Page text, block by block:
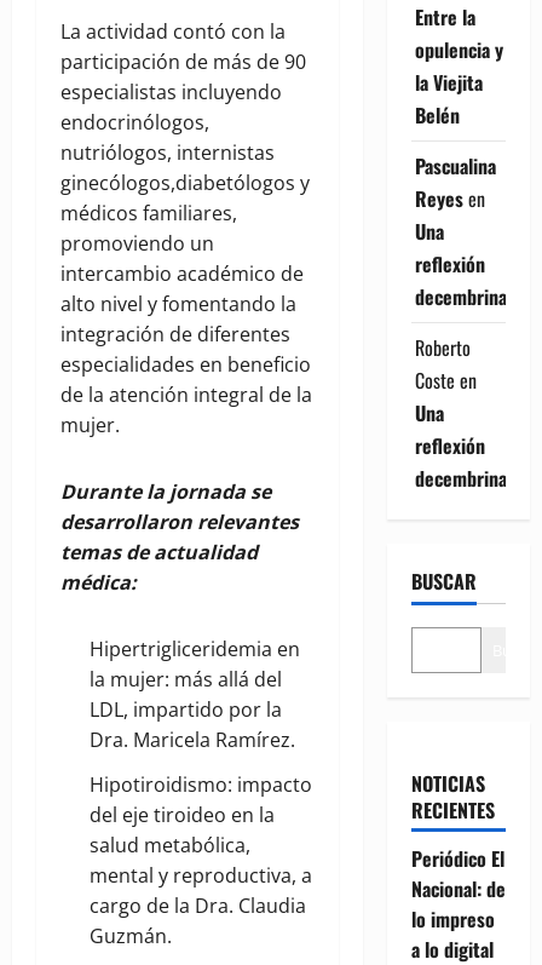
La actividad contó con la
participación de más de 90
especialistas incluyendo
endocrinólogos,
nutriólogos, internistas
ginecólogos,diabetólogos y
médicos familiares,
promoviendo un
intercambio académico de
alto nivel y fomentando la
integración de diferentes
especialidades en beneficio
de la atención integral de la
mujer.
Durante la jornada se
desarrollaron relevantes
temas de actualidad
médica:
Hipertrigliceridemia en
la mujer: más allá del
LDL, impartido por la
Dra. Maricela Ramírez.
Hipotiroidismo: impacto
del eje tiroideo en la
salud metabólica,
mental y reproductiva, a
cargo de la Dra. Claudia
Guzmán.
Entre la
opulencia y
la Viejita
Belén
Pascualina
Reyesen
Una
reflexión
decembrina
Roberto
Coste en
Una
reflexión
decembrina
BUSCAR
NOTICIAS
RECIENTES
Periódico El
Nacional: de
lo impreso
a lo digital